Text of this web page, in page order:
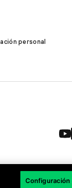
personal
Configuración